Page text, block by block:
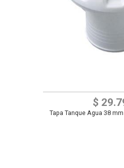
$
Tapa Tanque Agua 38